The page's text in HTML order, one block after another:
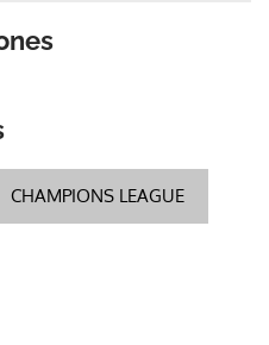
CHAMPIONS LEAGUE